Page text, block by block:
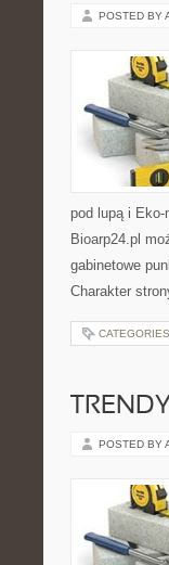
POSTED BY
pod lupą i
Bioarp24.pl
gabinetowe
Charakter
POSTED BY